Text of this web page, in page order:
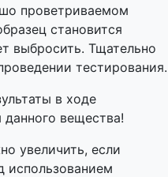
проветриваемом
становится
выбросить. Тщательно
тестирования.
в ходе
данного вещества!
увеличить, если
использованием